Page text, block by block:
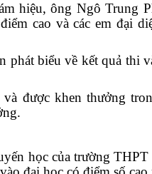
hiệu, ông Ngô Trung
cao và các em đại
biểu về kết quả thi
được khen thưởng
học của trường